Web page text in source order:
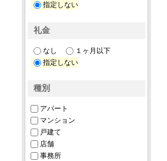
指定しない
礼金
なし
１ヶ月以下
指定しない
種別
アパート
マンション
戸建て
店舗
事務所